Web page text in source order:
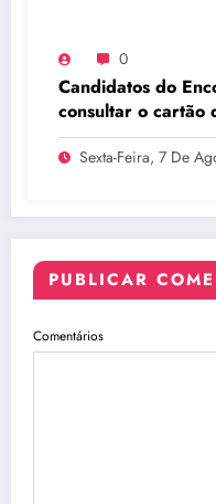
0
Candidatos do
consultar o cartão
Sexta-Feira, 7 De
PUBLICAR
Comentários